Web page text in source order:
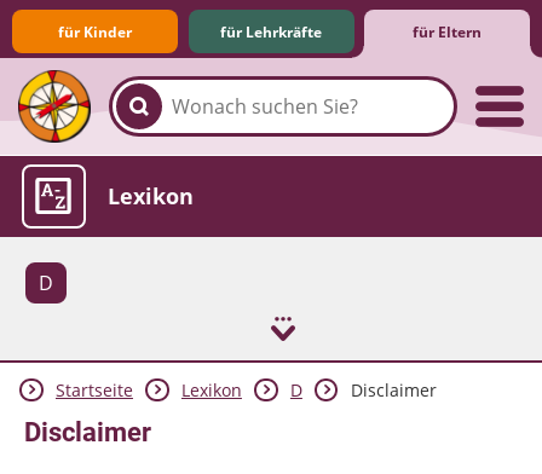
für Kinder für Lehrkräfte für Eltern
Familie & Medien
Spieletipps & Lernsoftware
Die Jüngsten im Netz
Lexikon
D
Aktuelles
Startseite Lexikon D Disclaimer
Disclaimer